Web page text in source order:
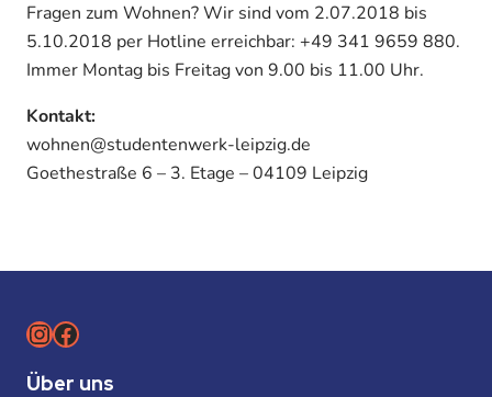
Fragen zum Wohnen? Wir sind vom 2.07.2018 bis
5.10.2018 per Hotline erreichbar: +49 341 9659 880.
Immer Montag bis Freitag von 9.00 bis 11.00 Uhr.
Kontakt:
wohnen@studentenwerk-leipzig.de
Goethestraße 6 – 3. Etage – 04109 Leipzig
Instagram
Facebook
Über uns